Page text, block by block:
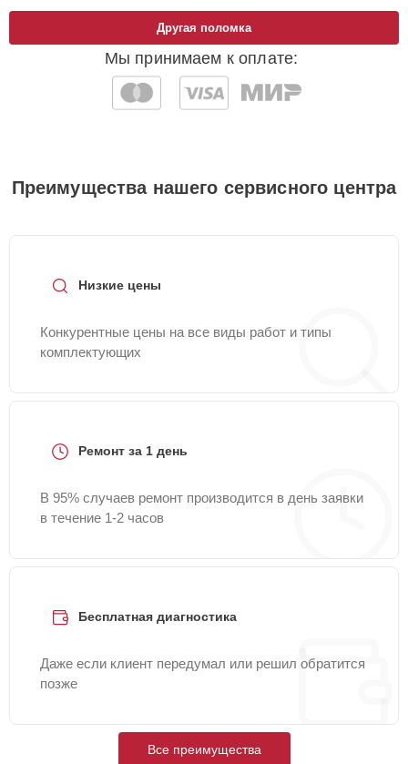
Мы принимаем к оплате:
Другая поломка
Преимущества нашего сервисного центра
Низкие цены
Конкурентные цены на все виды работ и типы
комплектующих
Ремонт за 1 день
В 95% случаев ремонт производится в день заявки
в течение 1-2 часов
Бесплатная диагностика
Даже если клиент передумал или решил обратится
позже
Все преимущества